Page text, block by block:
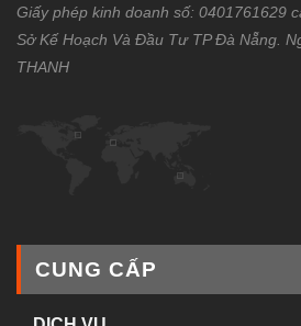
Giấy phép kinh doanh số: 0401761629
Sở Kế Hoạch Và Đầu Tư TP Đà Nẵng.
THANH
CUNG CẤP